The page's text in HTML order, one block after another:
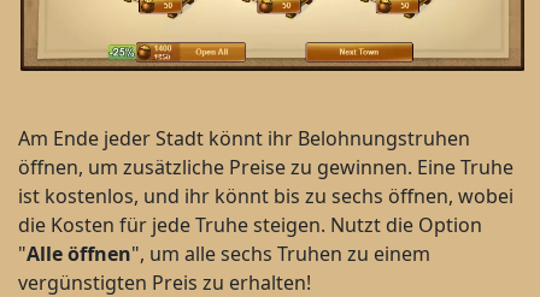
Am Ende jeder Stadt könnt ihr Belohnungstruhen
öffnen, um zusätzliche Preise zu gewinnen. Eine Truhe
ist kostenlos, und ihr könnt bis zu sechs öffnen, wobei
die Kosten für jede Truhe steigen. Nutzt die Option
"Alle öffnen", um alle sechs Truhen zu einem
vergünstigten Preis zu erhalten!